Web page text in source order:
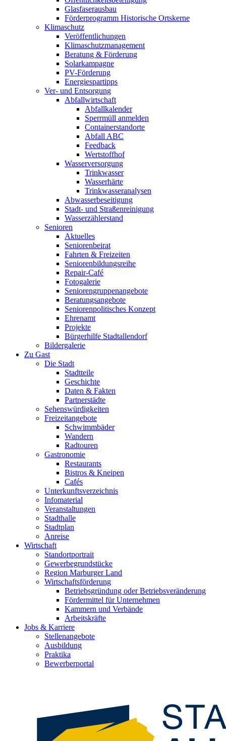
Glasfaserausbau
Förderprogramm Historische Ortskerne
Klimaschutz
Veröffentlichungen
Klimaschutzmanagement
Beratung & Förderung
Solarkampagne
PV-Förderung
Energiespartipps
Ver- und Entsorgung
Abfallwirtschaft
Abfallkalender
Sperrmüll anmelden
Containerstandorte
Abfall ABC
Feedback
Wertstoffhof
Wasserversorgung
Trinkwasser
Wasserhärte
Trinkwasseranalysen
Abwasserbeseitigung
Stadt- und Straßenreinigung
Wasserzählerstand
Senioren
Aktuelles
Seniorenbeirat
Fahrten & Freizeiten
Seniorenbildungsreihe
Repair-Café
Fotogalerie
Seniorengruppenangebote
Beratungsangebote
Seniorenpolitisches Konzept
Ehrenamt
Projekte
Bürgerhilfe Stadtallendorf
Bildergalerie
Zu Gast
Die Stadt
Stadtteile
Geschichte
Daten & Fakten
Partnerstädte
Sehenswürdigkeiten
Freizeitangebote
Schwimmbäder
Wandern
Radtouren
Gastronomie
Restaurants
Bistros & Kneipen
Cafés
Unterkunftsverzeichnis
Infomaterial
Veranstaltungen
Stadthalle
Stadtplan
Anreise
Wirtschaft
Standortportrait
Gewerbegrundstücke
Region Marburger Land
Wirtschaftsförderung
Betriebsgründung oder Betriebsveränderung
Fördermittel für Unternehmen
Kammern und Verbände
Arbeitskräfte
Jobs & Karriere
Stellenangebote
Ausbildung
Praktika
Bewerberportal